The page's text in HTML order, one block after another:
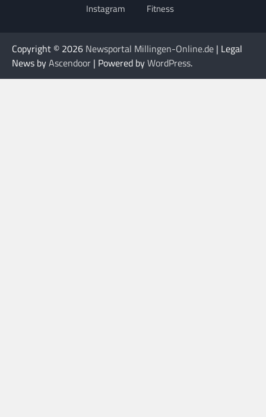
Instagram Fitness
Copyright © 2026 Newsportal Millingen-Online.de | Legal
News byAscendoor | Powered byWordPress.